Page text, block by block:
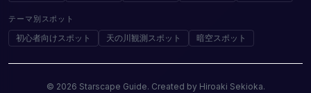
テーマ別スポット
初心者向けスポット 天の川観測スポット 暗空スポット
© 2026 Starscape Guide. Created by Hiroaki Sekioka.